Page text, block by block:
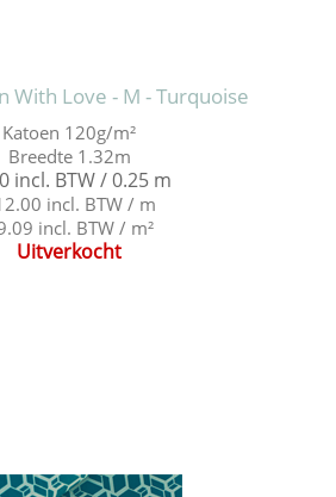
With Love - M - Turquoise
Katoen 120g/m²
Breedte 1.32m
incl. BTW / 0.25 m
incl. BTW / m
incl. BTW / m²
Uitverkocht